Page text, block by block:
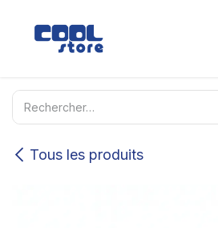
Tous les produits